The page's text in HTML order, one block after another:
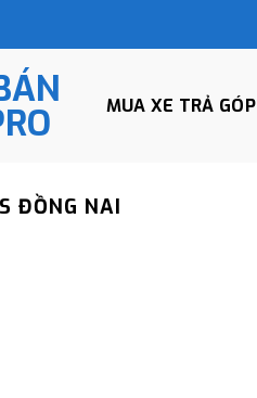
MUA XE TRẢ GÓP
ĐỒNG NAI